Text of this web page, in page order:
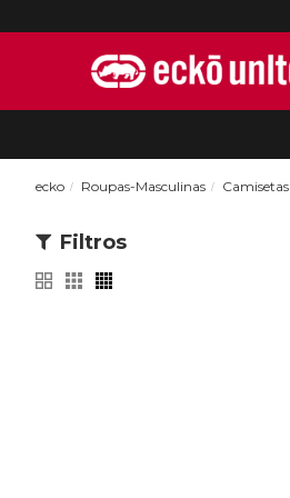
ecko Roupas-Masculinas Camisetas
Filtros